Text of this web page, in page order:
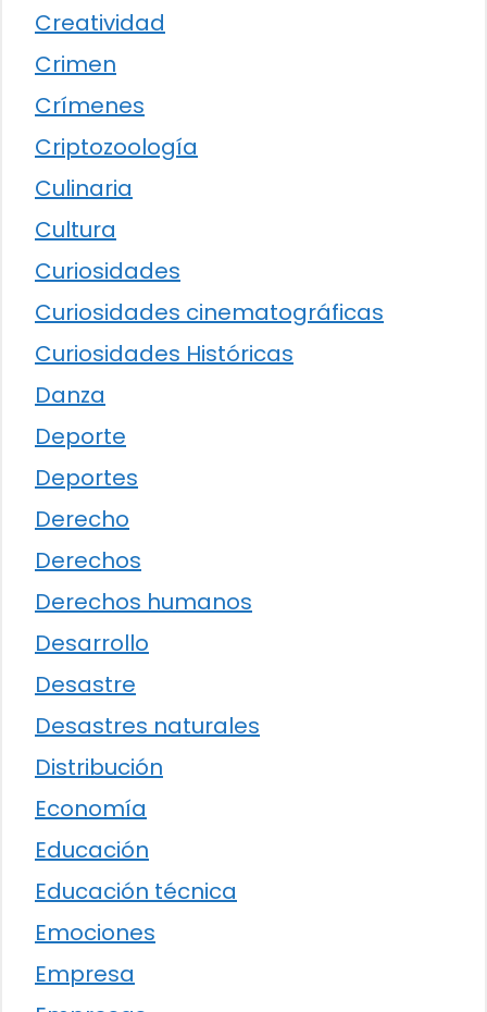
Creatividad
Crimen
Crímenes
Criptozoología
Culinaria
Cultura
Curiosidades
Curiosidades cinematográficas
Curiosidades Históricas
Danza
Deporte
Deportes
Derecho
Derechos
Derechos humanos
Desarrollo
Desastre
Desastres naturales
Distribución
Economía
Educación
Educación técnica
Emociones
Empresa